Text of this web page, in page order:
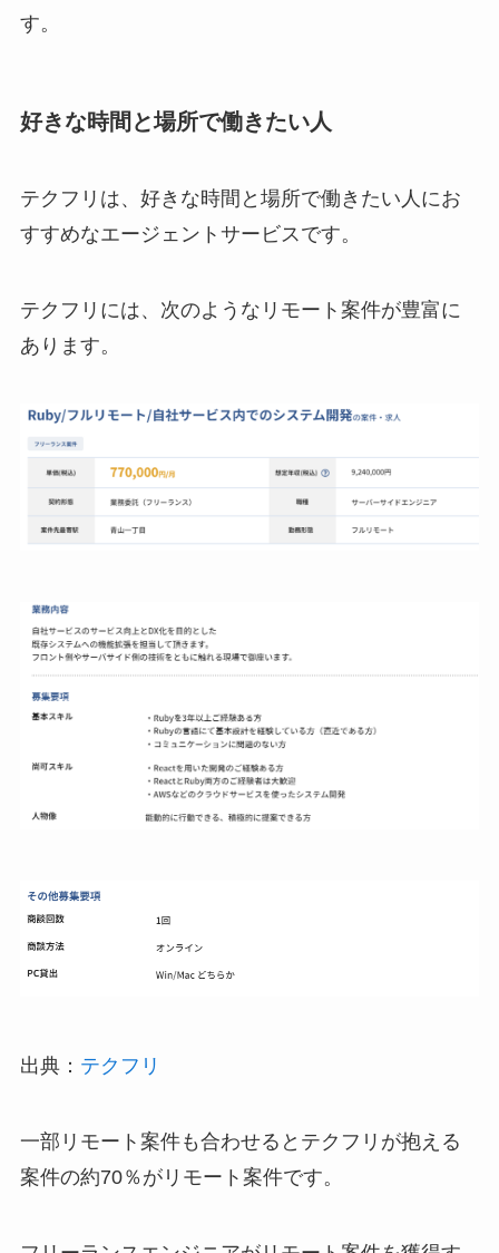
す。
好きな時間と場所で働きたい人
テクフリは、好きな時間と場所で働きたい人にお
すすめなエージェントサービスです。
テクフリには、次のようなリモート案件が豊富に
あります。
出典： テクフリ
一部リモート案件も合わせるとテクフリが抱える
案件の約70％がリモート案件です。